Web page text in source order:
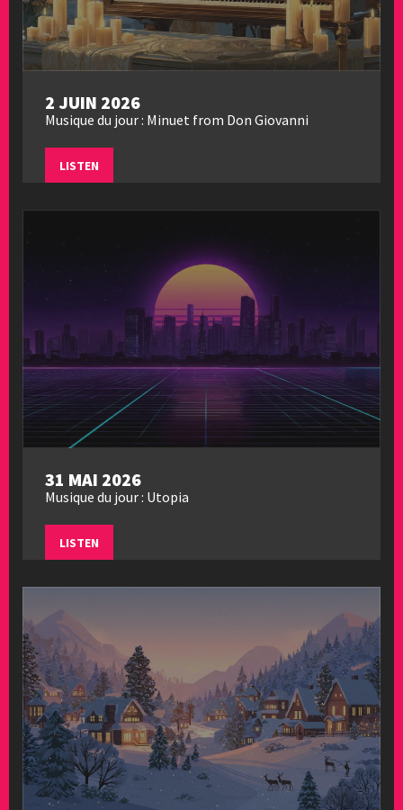
2 JUIN 2026
Musique du jour : Minuet from Don Giovanni
LISTEN
31 MAI 2026
Musique du jour : Utopia
LISTEN